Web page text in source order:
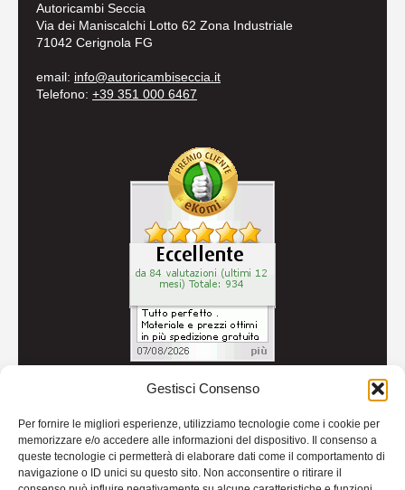
Gestisci Consenso
Per fornire le migliori esperienze, utilizziamo tecnologie come i cookie per
memorizzare e/o accedere alle informazioni del dispositivo. Il consenso a
queste tecnologie ci permetterà di elaborare dati come il comportamento di
navigazione o ID unici su questo sito. Non acconsentire o ritirare il
Autoricambi Seccia
Via dei Maniscalchi Lotto 62 Zona Industriale
71042 Cerignola FG
email: info@autoricambiseccia.it
Telefono: +39 351 000 6467
Credits